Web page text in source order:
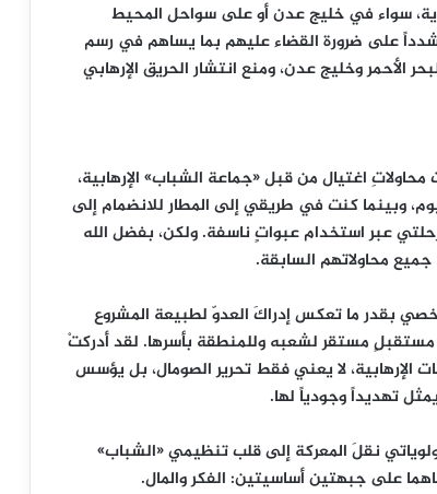
سواء في خليج عدن أو على سواحل المحيط
على ضرورة القضاء عليهم بما يساهم في رسم
الأحمر وخليج عدن، ومنع انتشار الحريق الإرهابي
للصومال في عام 2012، تعرَّضتُ لست محاولاتِ اغتيال من قبل «جماعة الشباب» الإرهابية،
مقديشو. في ذلك اليوم، وبينما كنت في طريقي إلى المطار للانضمام إلى
رحلتي عبر استخدام عبواتٍ ناسفة. ولكن، بفضل الله
محاولاتهم السابقة.
بقدر ما تعكس إدراكَ العدوّ لطبيعة المشروع
مستقبلٍ مستقر لشعبه وللمنطقة بأسرها. لقد أدركتْ
الإرهابية، لا يعني فقط تحرير الصومال، بل يؤسس
تهديداً وجودياً لها.
الثانية في عام 2022، جعلتُ من أولوياتي نقلَ المعركة إلى قلب تنظيمي «الشباب»
على جبهتين أساسيتين: الفكر والمال.